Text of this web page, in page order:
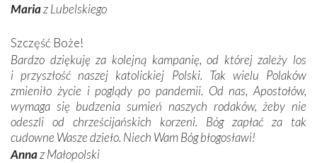
Mariaz Lubelskiego
Szczęść Boże!
Bardzo dziękuję za kolejną kampanię, od której zależy los
i przyszłość naszej katolickiej Polski. Tak wielu Polaków
zmieniło życie i poglądy po pandemii. Od nas, Apostołów,
wymaga się budzenia sumień naszych rodaków, żeby nie
odeszli od chrześcijańskich korzeni. Bóg zapłać za tak
cudowne Wasze dzieło. Niech Wam Bóg błogosławi!
Annaz Małopolski